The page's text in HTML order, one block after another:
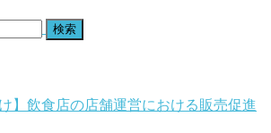
】飲食店の店舗運営における販売促進